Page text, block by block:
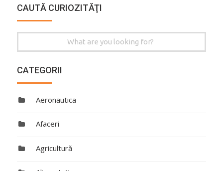
CAUTĂ CURIOZITĂŢI
for:
CATEGORII
Aeronautica
Afaceri
Agricultură